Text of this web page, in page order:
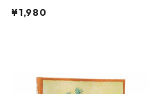
ch 3532 ルートート WR.ポーチ.ラ
¥1,980